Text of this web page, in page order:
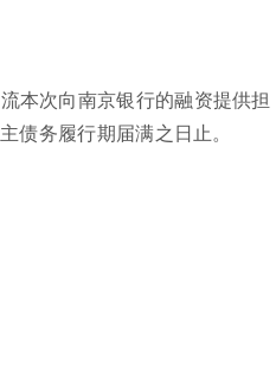
本次向南京银行的融资提供担
务履行期届满之日止。